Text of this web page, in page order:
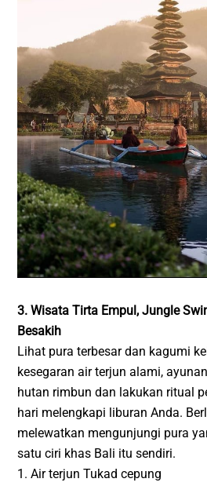
3. Wisata Tirta Empul, Jungle
Besakih
Lihat pura terbesar dan kagumi
kesegaran air terjun alami,
hutan rimbun dan lakukan ritual
hari melengkapi liburan Anda.
melewatkan mengunjungi pura
satu ciri khas Bali itu sendiri.
1. Air terjun Tukad cepung